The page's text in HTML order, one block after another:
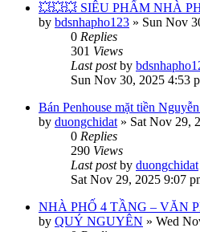
💥💥💥 SIÊU PHẨM NHÀ
by bdsnhapho123 » Sun Nov
0 Replies
301 Views
Last postby
Sun Nov 30, 2025 4:53
Bán Penhouse mặt tiền
by duongchidat » Sat Nov 29,
0 Replies
290 Views
Last postby duongchidat
Sat Nov 29, 2025 9:07
NHÀ PHỐ 4 TẦNG – VĂN
by QUÝ NGUYÊN » Wed